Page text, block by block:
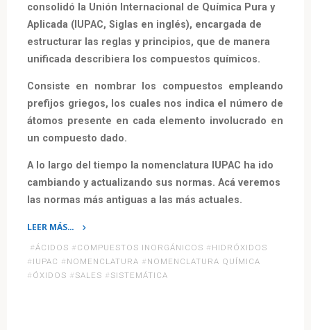
consolidó la Unión Internacional de Química Pura y
Aplicada (IUPAC, Siglas en inglés), encargada de
estructurar las reglas y principios, que de manera
unificada describiera los compuestos químicos.
Consiste en nombrar los compuestos empleando
prefijos griegos, los cuales nos indica el número de
átomos presente en cada elemento involucrado en
un compuesto dado.
A lo largo del tiempo la nomenclatura IUPAC ha ido
cambiando y actualizando sus normas. Acá veremos
las normas más antiguas a las más actuales.
LEER MÁS…
«Nomenclatura
IUPAC
para
#ÁCIDOS # COMPUESTOS INORGÁNICOS # HIDRÓXIDOS
# IUPAC # NOMENCLATURA # NOMENCLATURA QUÍMICA
# ÓXIDOS # SALES # SISTEMÁTICA